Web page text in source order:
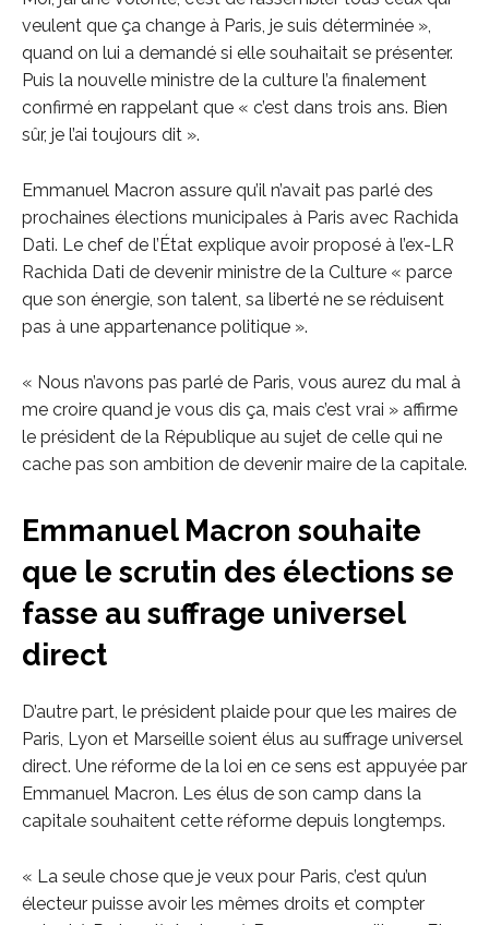
veulent que ça change à Paris, je suis déterminée »,
quand on lui a demandé si elle souhaitait se présenter.
Puis la nouvelle ministre de la culture l’a finalement
confirmé en rappelant que « c’est dans trois ans. Bien
sûr, je l’ai toujours dit ».
Emmanuel Macron assure qu’il n’avait pas parlé des
prochaines élections municipales à Paris avec Rachida
Dati. Le chef de l’État explique avoir proposé à l’ex-LR
Rachida Dati de devenir ministre de la Culture « parce
que son énergie, son talent, sa liberté ne se réduisent
pas à une appartenance politique ».
« Nous n’avons pas parlé de Paris, vous aurez du mal à
me croire quand je vous dis ça, mais c’est vrai » affirme
le président de la République au sujet de celle qui ne
cache pas son ambition de devenir maire de la capitale.
Emmanuel Macron souhaite
que le scrutin des élections se
fasse au suffrage universel
direct
D’autre part, le président plaide pour que les maires de
Paris, Lyon et Marseille soient élus au suffrage universel
direct. Une réforme de la loi en ce sens est appuyée par
Emmanuel Macron. Les élus de son camp dans la
capitale souhaitent cette réforme depuis longtemps.
« La seule chose que je veux pour Paris, c’est qu’un
électeur puisse avoir les mêmes droits et compter